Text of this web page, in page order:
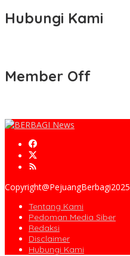
Hubungi Kami
Member Off
Copyright@PejuangBerbagi2025
Tentang Kami
Pedoman Media Siber
Redaksi
Disclaimer
Hubungi Kami